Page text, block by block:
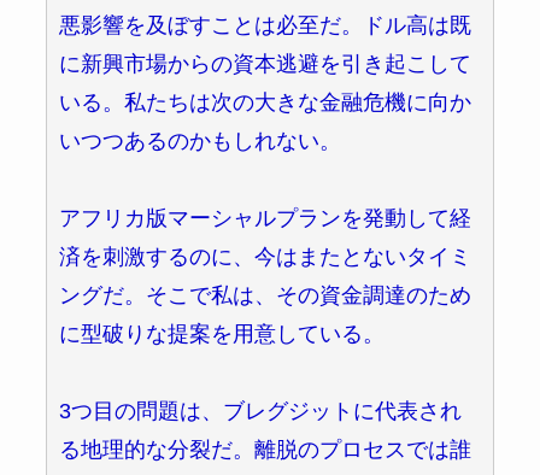
悪影響を及ぼすことは必至だ。ドル高は既
に新興市場からの資本逃避を引き起こして
いる。私たちは次の大きな金融危機に向か
いつつあるのかもしれない。
アフリカ版マーシャルプランを発動して経
済を刺激するのに、今はまたとないタイミ
ングだ。そこで私は、その資金調達のため
に型破りな提案を用意している。
3つ目の問題は、ブレグジットに代表され
る地理的な分裂だ。離脱のプロセスでは誰